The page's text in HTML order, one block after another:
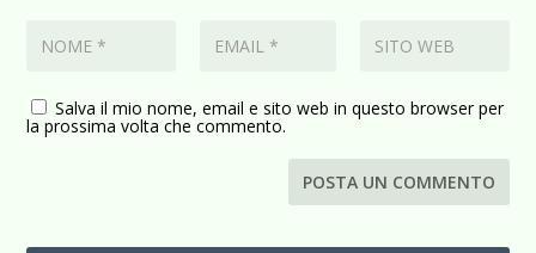
Salva il mio nome, email e sito web in questo browser per
la prossima volta che commento.